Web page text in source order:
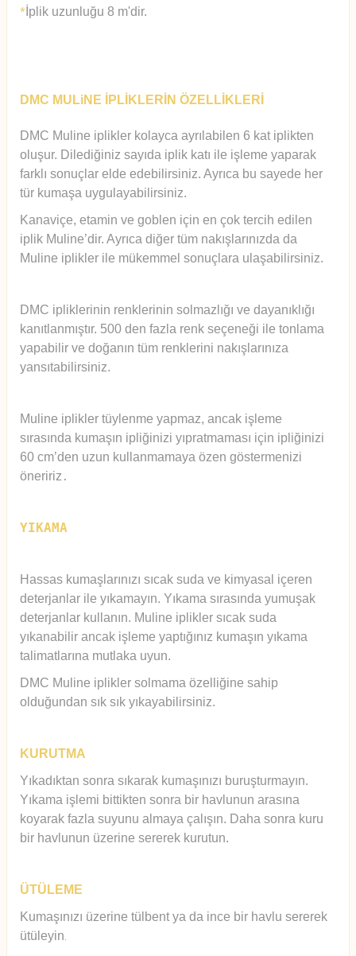
* İplik uzunluğu 8 m'dir.
DMC MULiNE İPLİKLERİN ÖZELLİKLERİ
DMC Muline iplikler kolayca ayrılabilen 6 kat iplikten
oluşur. Dilediğiniz sayıda iplik katı ile işleme yaparak
farklı sonuçlar elde edebilirsiniz. Ayrıca bu sayede her
tür kumaşa uygulayabilirsiniz.
Kanaviçe, etamin ve goblen için en çok tercih edilen
iplik Muline’dir. Ayrıca diğer tüm nakışlarınızda da
Muline iplikler ile mükemmel sonuçlara ulaşabilirsiniz.
DMC ipliklerinin renklerinin solmazlığı ve dayanıklığı
kanıtlanmıştır. 500 den fazla renk seçeneği ile tonlama
yapabilir ve doğanın tüm renklerini nakışlarınıza
yansıtabilirsiniz.
Muline iplikler tüylenme yapmaz, ancak işleme
sırasında kumaşın ipliğinizi yıpratmaması için ipliğinizi
60 cm’den uzun kullanmamaya özen göstermenizi
öneririz .
YIKAMA
Hassas kumaşlarınızı sıcak suda ve kimyasal içeren
deterjanlar ile yıkamayın. Yıkama sırasında yumuşak
deterjanlar kullanın. Muline iplikler sıcak suda
yıkanabilir ancak işleme yaptığınız kumaşın yıkama
talimatlarına mutlaka uyun.
DMC Muline iplikler solmama özelliğine sahip
olduğundan sık sık yıkayabilirsiniz.
KURUTMA
Yıkadıktan sonra sıkarak kumaşınızı buruşturmayın.
Yıkama işlemi bittikten sonra bir havlunun arasına
koyarak fazla suyunu almaya çalışın. Daha sonra kuru
bir havlunun üzerine sererek kurutun.
ÜTÜLEME
Kumaşınızı üzerine tülbent ya da ince bir havlu sererek
ütüleyin.